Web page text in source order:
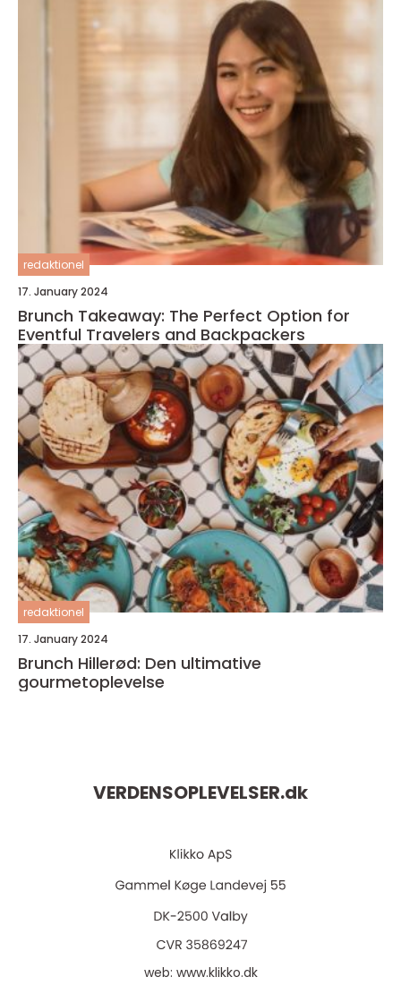
redaktionel
17. January 2024
Brunch Takeaway: The Perfect Option for
Eventful Travelers and Backpackers
redaktionel
17. January 2024
Brunch Hillerød: Den ultimative
gourmetoplevelse
VERDENSOPLEVELSER.dk
web: www.klikko.dk